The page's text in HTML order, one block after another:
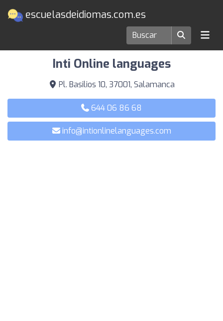
escuelasdeidiomas.com.es
Escuelas de idiomas en Salamanca
Inti Online languages
Pl. Basilios 10, 37001, Salamanca
644 06 86 68
info@intionlinelanguages.com